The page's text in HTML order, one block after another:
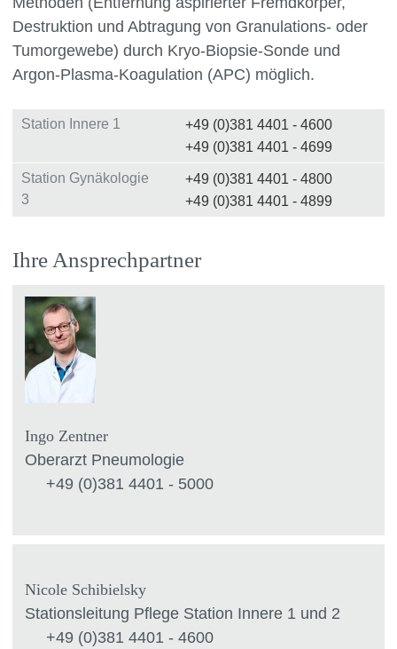
Destruktion und Abtragung von Granulations- oder
Tumorgewebe) durch Kryo-Biopsie-Sonde und
Argon-Plasma-Koagulation (APC) möglich.
Station Innere 1
+49 (0)381 4401 - 4600
+49 (0)381 4401 - 4699
Station Gynäkologie
3
+49 (0)381 4401 - 4800
+49 (0)381 4401 - 4899
Ihre Ansprechpartner
Ingo Zentner
Oberarzt Pneumologie
+49 (0)381 4401 - 5000
Nicole Schibielsky
Stationsleitung Pflege Station Innere 1 und 2
+49 (0)381 4401 - 4600